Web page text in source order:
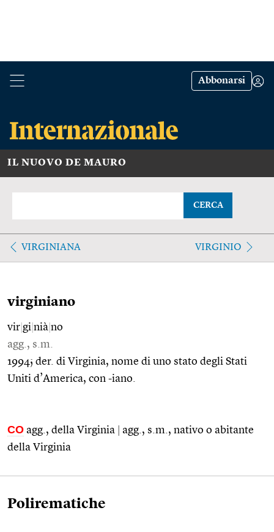
Abbonarsi
IL NUOVO DE MAURO
CERCA
VIRGINIANA VIRGINIO
virginiano
vir gi nià no
agg., s.m.
1994; der. di Virginia, nome di uno stato degli Stati
Uniti d’America, con -iano.
CO agg., della Virginia
agg., s.m., nativo o abitante
della Virginia
Polirematiche